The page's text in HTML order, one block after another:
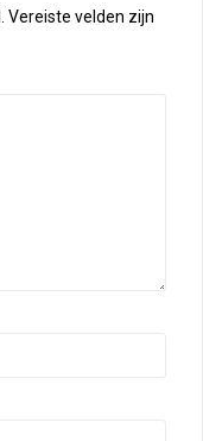
Vereiste velden zijn